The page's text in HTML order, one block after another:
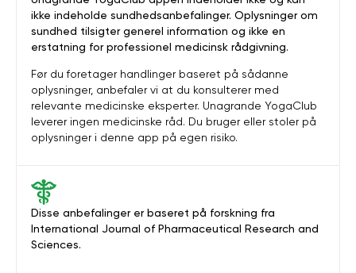
Disse anbefalinger er baseret på forskning fra
International Journal of Pharmaceutical Research and
Sciences.
ikke indeholde sundhedsanbefalinger. Oplysninger om
sundhed tilsigter generel information og ikke en
erstatning for professionel medicinsk rådgivning.
Før du foretager handlinger baseret på sådanne
oplysninger, anbefaler vi at du konsulterer med
relevante medicinske eksperter. Unagrande YogaClub
leverer ingen medicinske råd. Du bruger eller stoler på
oplysninger i denne app på egen risiko.